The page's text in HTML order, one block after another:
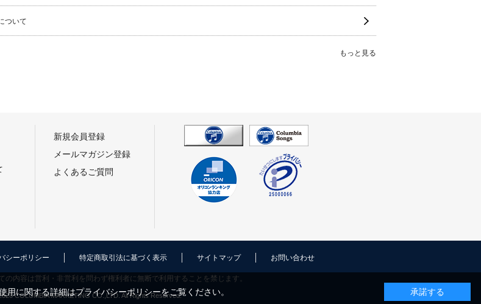
ついて
もっと見る
新規会員登録
メールマガジン登録
よくあるご質問
シーポリシー 特定商取引法に基づく表示 サイトマップ お問い合わせ
の内容は営利・非営利を問わず権利者に無断で利用することを禁じます。
COLUMBIA MARKETING CO.,LTD. All Rights Reserved.
用に関する詳細はプライバシーポリシーをご覧ください。 承諾する